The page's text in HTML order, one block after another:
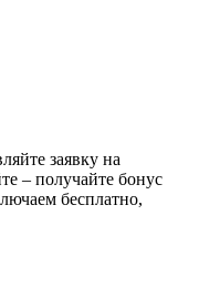
заявку на
– получайте бонус
бесплатно,